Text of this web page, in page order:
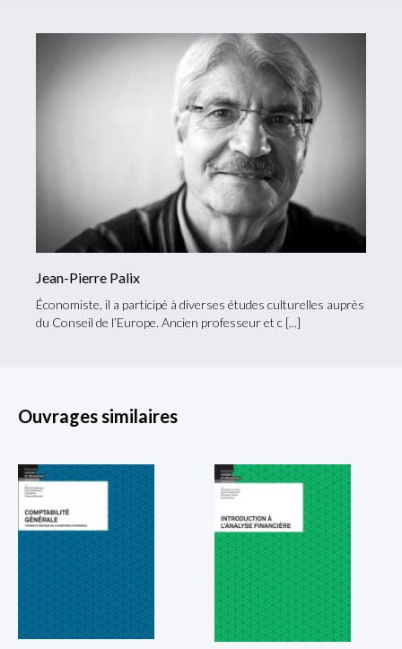
Jean-Pierre Palix
Économiste, il a participé à diverses études culturelles auprès
du Conseil de l’Europe. Ancien professeur et c
Ouvrages similaires